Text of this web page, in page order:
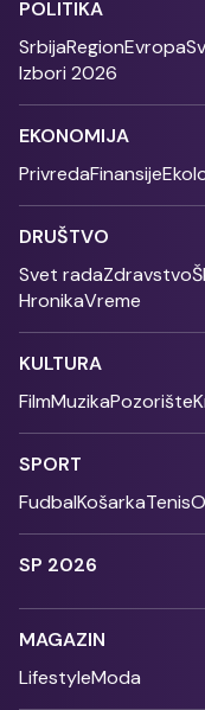
POLITIKA
SrbijaRegionEvropa
Izbori 2026
EKONOMIJA
PrivredaFinansije
DRUŠTVO
Svet radaZdravstvo
HronikaVreme
KULTURA
FilmMuzikaPozorište
SPORT
FudbalKošarkaTenis
SP 2026
MAGAZIN
LifestyleModa